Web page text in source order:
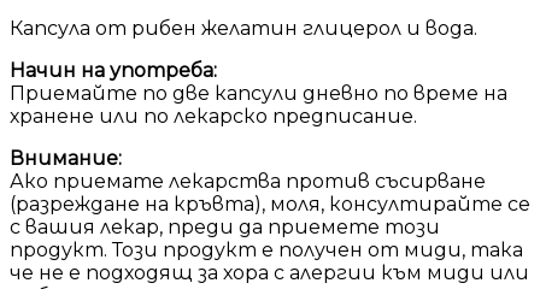
Капсула от рибен желатин глицерол и вода.
Начин на употреба:
Приемайте по две капсули дневно по време на
хранене или по лекарско предписание.
Внимание:
Ако приемате лекарства против съсирване
(разреждане на кръвта), моля, консултирайте се
с вашия лекар, преди да приемете този
продукт. Този продукт е получен от миди, така
че не е подходящ за хора с алергии към миди или